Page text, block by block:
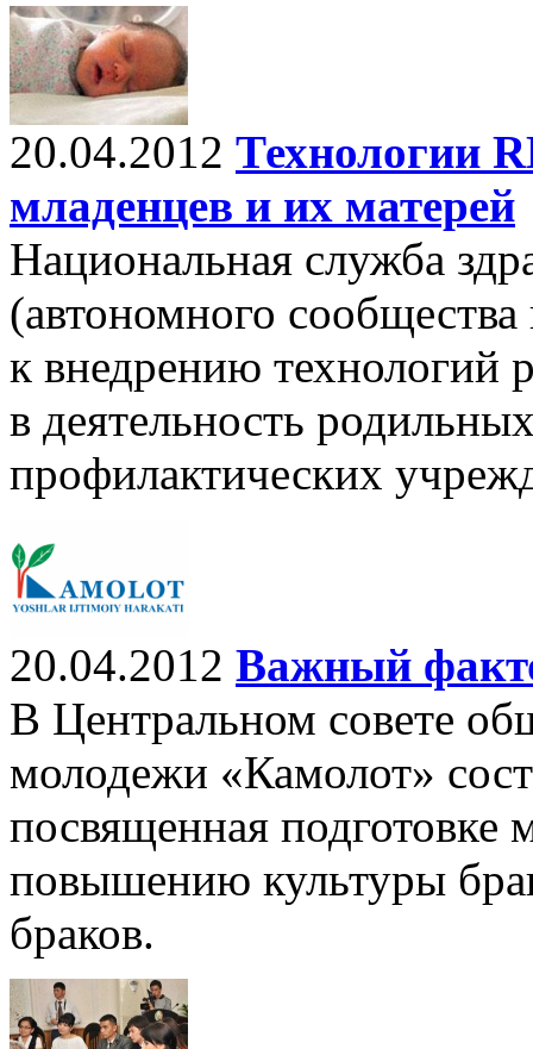
20.04.2012 Технологии
младенцев и их матерей
Национальная служба
(автономного
к внедрению технологий
в деятельность
профилактических
20.04.2012 Важный
В Центральном совете
молодежи «Камолот»
посвященная
повышению культуры
браков.